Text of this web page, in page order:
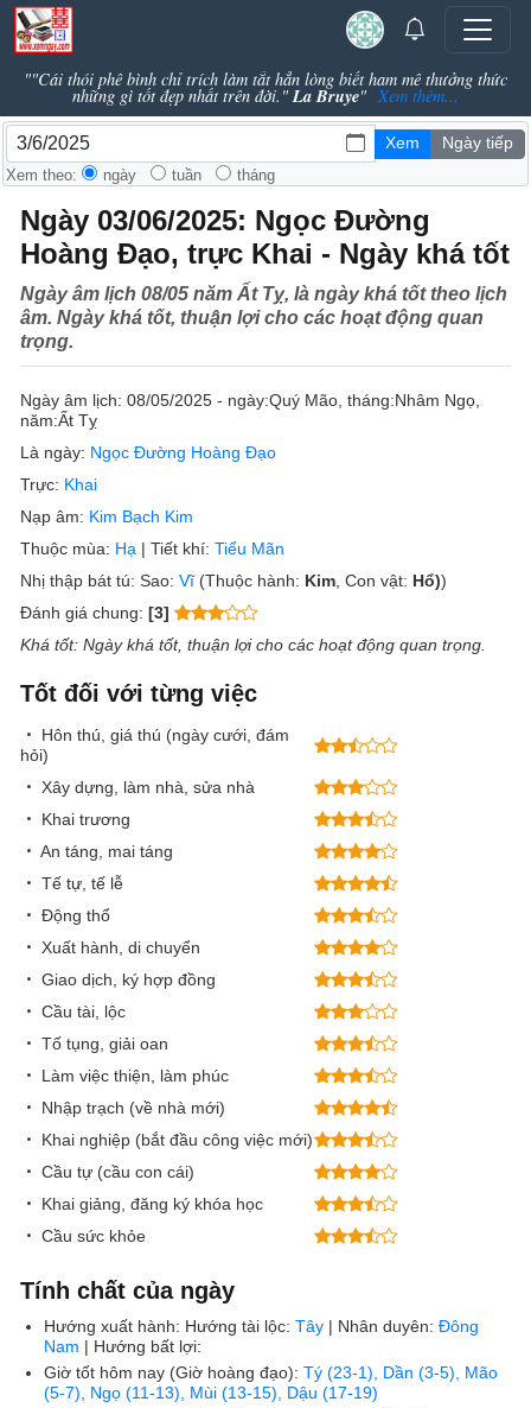
""Cái thói phê bình chỉ trích làm tắt hẳn lòng biết ham mê thưởng thức
những gì tốt đẹp nhất trên đời."La Bruye" Xem thêm...
Xem theo: ngày tuần tháng
Ngày 03/06/2025: Ngọc Đường
Hoàng Đạo, trực Khai - Ngày khá tốt
Ngày âm lịch 08/05 năm Ất Tỵ, là ngày khá tốt theo lịch
âm. Ngày khá tốt, thuận lợi cho các hoạt động quan
trọng.
Ngày âm lịch:08/05/2025 - ngày:Quý Mão, tháng:Nhâm Ngọ,
năm:Ất Tỵ
Là ngày: Ngọc Đường Hoàng Đạo
Trực: Khai
Nạp âm: Kim Bạch Kim
Thuộc mùa: Hạ |Tiết khí: Tiểu Mãn
Nhị thập bát tú: Sao:Vĩ(Thuộc hành: Kim, Con vật: Hổ))
Đánh giá chung: [3]
Khá tốt: Ngày khá tốt, thuận lợi cho các hoạt động quan trọng.
Tốt đối với từng việc
Hôn thú, giá thú (ngày cưới, đám
hỏi)
Xây dựng, làm nhà, sửa nhà
Khai trương
An táng, mai táng
Tế tự, tế lễ
Động thổ
Xuất hành, di chuyển
Giao dịch, ký hợp đồng
Cầu tài, lộc
Tố tụng, giải oan
Làm việc thiện, làm phúc
Nhập trạch (về nhà mới)
Khai nghiệp (bắt đầu công việc mới)
Cầu tự (cầu con cái)
Khai giảng, đăng ký khóa học
Cầu sức khỏe
Tính chất của ngày
Hướng xuất hành: Hướng tài lộc:Tây | Nhân duyên:Đông
Nam | Hướng bất lợi:
Giờ tốt hôm nay (Giờ hoàng đạo): Tý (23-1), Dần (3-5), Mão
(5-7), Ngọ (11-13), Mùi (13-15), Dậu (17-19)